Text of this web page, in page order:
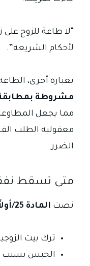
“لا طاعة للزوج
لأحكام الشريعة”.
بعبارة أخرى،
مشروطة بمطابقة
مما يجعل
معقولية الطلب
الضرر.
متى تسقط
نصت المادة 25/أولاً
ترك بيت
الحبس بسبب